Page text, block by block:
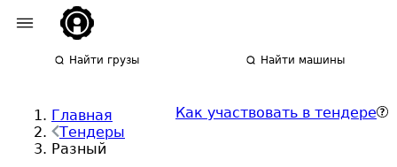
Найти грузы Найти машины
Главная
Тендеры
Разный
Как участвовать в тендере